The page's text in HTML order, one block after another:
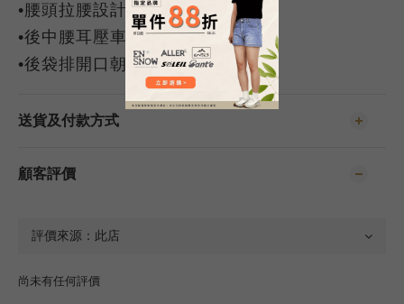
•腰頭拉腰設計
•後中腰耳壓車織帶
•後袋排開口朝上不加拉鍊設計
送貨及付款方式
顧客評價
尚未有任何評價